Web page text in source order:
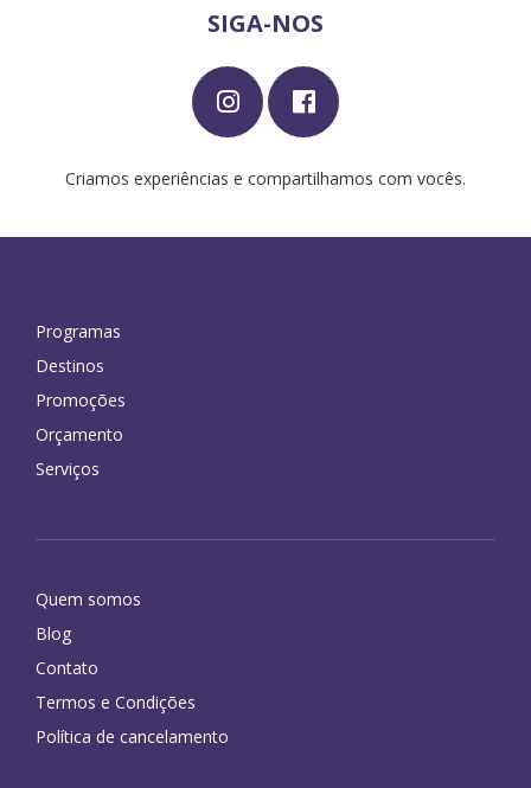
SIGA-NOS
Criamos experiências e compartilhamos com vocês.
Programas
Destinos
Promoções
Orçamento
Serviços
Quem somos
Blog
Contato
Termos e Condições
Política de cancelamento